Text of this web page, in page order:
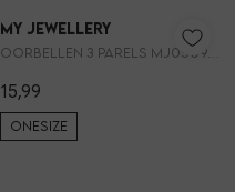
1 /2
My Jewellery
15,99
ONESIZE